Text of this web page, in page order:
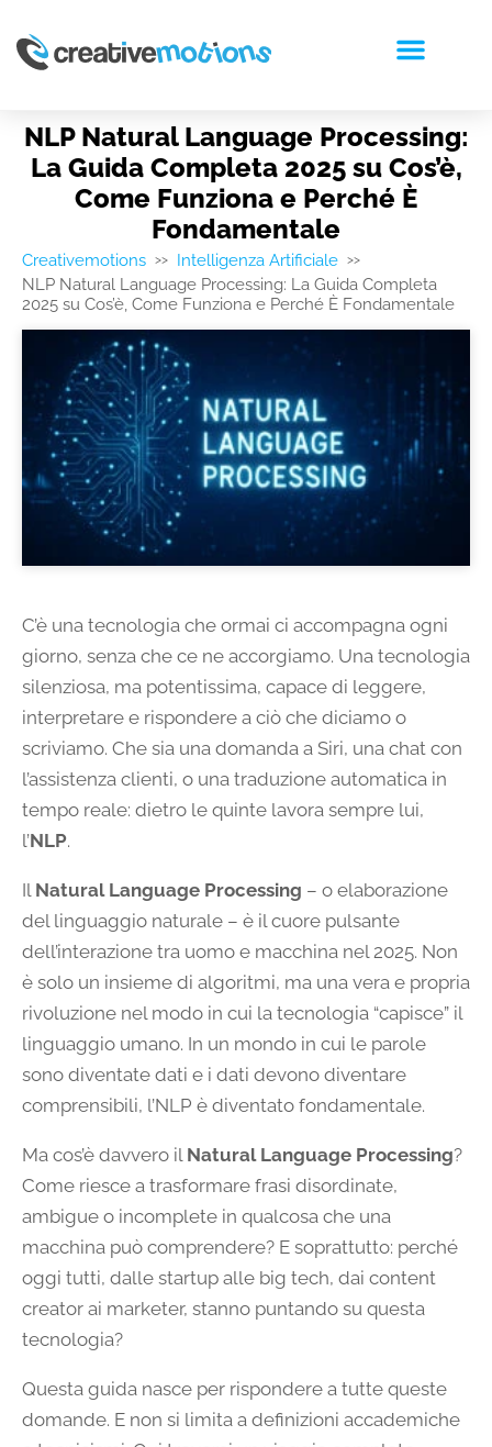
NLP Natural Language Processing:
La Guida Completa 2025 su Cos’è,
Come Funziona e Perché È
Fondamentale
Creativemotions >> Intelligenza Artificiale >>
NLP Natural Language Processing: La Guida Completa
2025 su Cos’è, Come Funziona e Perché È Fondamentale
C’è una tecnologia che ormai ci accompagna ogni
giorno, senza che ce ne accorgiamo. Una tecnologia
silenziosa, ma potentissima, capace di leggere,
interpretare e rispondere a ciò che diciamo o
scriviamo. Che sia una domanda a Siri, una chat con
l’assistenza clienti, o una traduzione automatica in
tempo reale: dietro le quinte lavora sempre lui,
l’NLP.
Il Natural Language Processing – o elaborazione
del linguaggio naturale – è il cuore pulsante
dell’interazione tra uomo e macchina nel 2025. Non
è solo un insieme di algoritmi, ma una vera e propria
rivoluzione nel modo in cui la tecnologia “capisce” il
linguaggio umano. In un mondo in cui le parole
sono diventate dati e i dati devono diventare
comprensibili, l’NLP è diventato fondamentale.
Ma cos’è davvero il Natural Language Processing?
Come riesce a trasformare frasi disordinate,
ambigue o incomplete in qualcosa che una
macchina può comprendere? E soprattutto: perché
oggi tutti, dalle startup alle big tech, dai content
creator ai marketer, stanno puntando su questa
tecnologia?
Questa guida nasce per rispondere a tutte queste
domande. E non si limita a definizioni accademiche